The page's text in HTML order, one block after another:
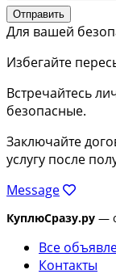
Отправить
Для вашей
Избегайте
Встречайтесь
безопасные.
Заключайте
услугу после
Message
КуплюСразу.ру —
Все
Контакты